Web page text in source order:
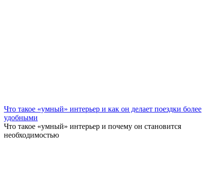
Что такое «умный» интерьер и как он делает поездки более
удобными
Что такое «умный» интерьер и почему он становится
необходимостью